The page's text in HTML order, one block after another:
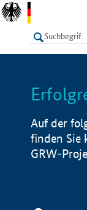
LISTE
Auf der
finden Sie
GRW-